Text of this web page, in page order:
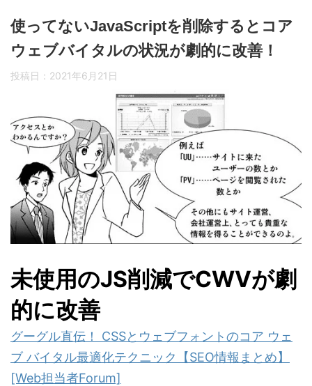
使ってないJavaScriptを削除するとコア
ウェブバイタルの状況が劇的に改善！
投稿日： 2021年6月21日
未使用のJS削減でCWVが劇
的に改善
グーグル直伝！ CSSとウェブフォントのコア ウェ
ブ バイタル最適化テクニック【SEO情報まとめ】
[Web担当者Forum]